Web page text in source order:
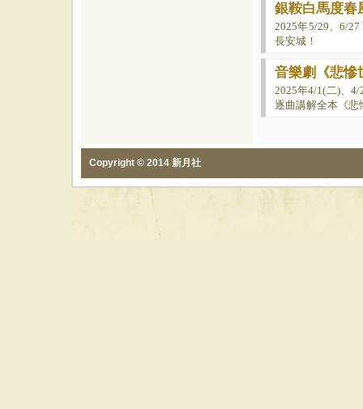
銀鞍白馬度春
2025年5/29、6/
長安城！
音樂劇《悲慘
2025年4/1(二)、
逐曲講解全本《悲
Copyright © 2014 新月社